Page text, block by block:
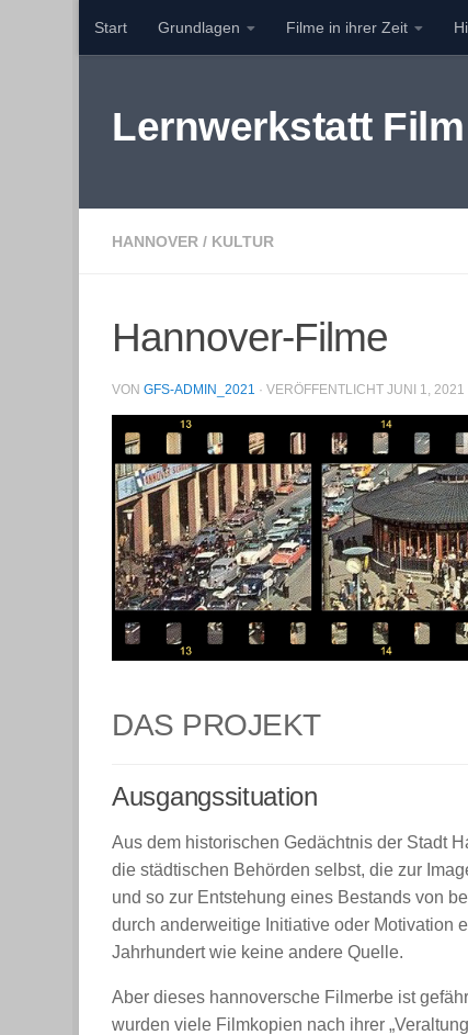
Zum Inhalt springen
Start Grundlagen Filme in ihrer Zeit
Lernwerkstatt
HANNOVER / KULTUR
Hannover-Filme
VON GFS-ADMIN_2021 · VERÖFFENTLICHT JUNI 1, 2021
DAS PROJEKT
Ausgangssituation
Aus dem historischen Gedächtnis der Stadt
die städtischen Behörden selbst, die zur
und so zur Entstehung eines Bestands von
durch anderweitige Initiative oder Motivation
Jahrhundert wie keine andere Quelle.
Aber dieses hannoversche Filmerbe ist
wurden viele Filmkopien nach ihrer